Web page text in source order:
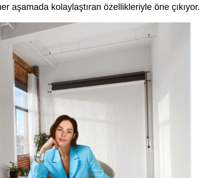
aşamada kolaylaştıran özellikleriyle öne çıkıyor.